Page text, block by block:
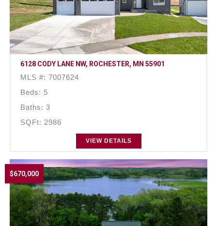
6128 CODY LANE NW, ROCHESTER, MN 55901
MLS #: 7007624
Beds: 5
Baths: 3
SQFt: 2986
VIEW DETAILS
$670,000